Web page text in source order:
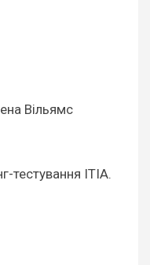
Вільямс
тестування ITIA.